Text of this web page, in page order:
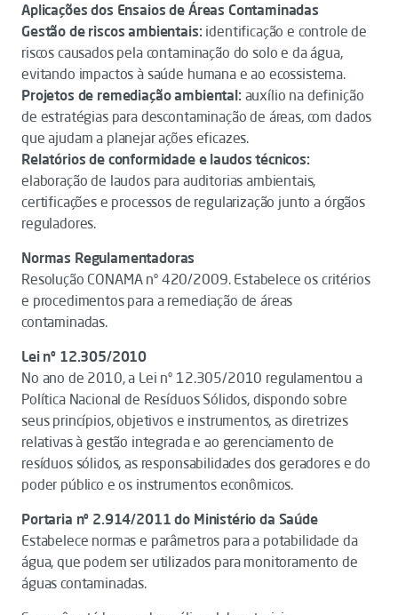
Aplicações dos Ensaios de Áreas Contaminadas
Gestão de riscos ambientais: identificação e controle de
riscos causados pela contaminação do solo e da água,
evitando impactos à saúde humana e ao ecossistema.
Projetos de remediação ambiental: auxílio na definição
de estratégias para descontaminação de áreas, com dados
que ajudam a planejar ações eficazes.
Relatórios de conformidade e laudos técnicos:
elaboração de laudos para auditorias ambientais,
certificações e processos de regularização junto a órgãos
reguladores.
Normas Regulamentadoras
Resolução CONAMA nº 420/2009. Estabelece os critérios
e procedimentos para a remediação de áreas
contaminadas.
Lei nº 12.305/2010
No ano de 2010, a Lei nº 12.305/2010 regulamentou a
Política Nacional de Resíduos Sólidos, dispondo sobre
seus princípios, objetivos e instrumentos, as diretrizes
relativas à gestão integrada e ao gerenciamento de
resíduos sólidos, as responsabilidades dos geradores e do
poder público e os instrumentos econômicos.
Portaria nº 2.914/2011 do Ministério da Saúde
Estabelece normas e parâmetros para a potabilidade da
água, que podem ser utilizados para monitoramento de
águas contaminadas.